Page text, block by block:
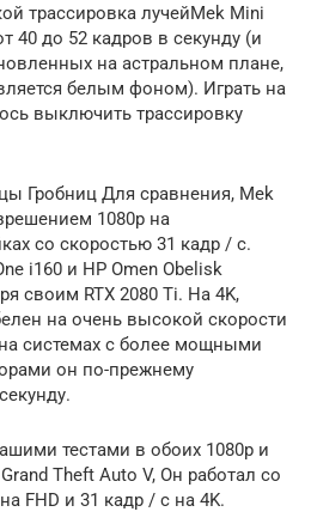
трассировка лучейMek Mini
40 до 52 кадров в секунду (и
на астральном плане,
белым фоном). Играть на
выключить трассировку
Гробниц Для сравнения, Mek
1080p на
со скоростью 31 кадр / с.
i160 и HP Omen Obelisk
своим RTX 2080 Ti. На 4K,
на очень высокой скорости
системах с более мощными
он по-прежнему
тестами в обоих 1080p и
Theft Auto V, Он работал со
FHD и 31 кадр / с на 4K.